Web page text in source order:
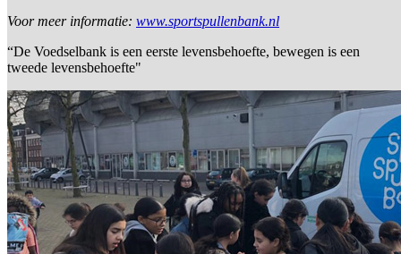
Voor meer informatie: www.sportspullenbank.nl
“De Voedselbank is een eerste levensbehoefte, bewegen is een
tweede levensbehoefte"